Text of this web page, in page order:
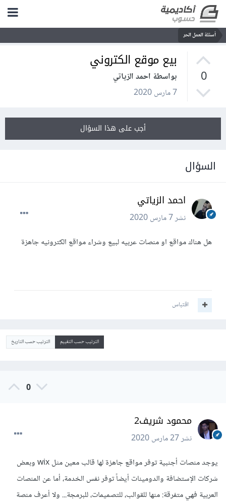
أسئلة العمل الحر
0
بيع موقع الكتروني
بواسطة احمد الزياتي
7 مارس 2020
أجب على هذا السؤال
السؤال
احمد الزياتي
نشر7 مارس 2020
هل هناك مواقع او منصات عربيه لبيع وشراء مواقع الكترونيه جاهزة
اقتباس
الترتيب حسب التقييم الترتيب حسب التاريخ
0
محمود شريف2
نشر27 مارس 2020
يوجد منصات أجنبية توفر مواقع جاهزة لها قالب معين مثل wix وبعض
شركات الإستضافة والدومينات أيضاً توفر نفس الخدمة، أما عن المنصات
العربية فهي متفرقة: منها للقوالب، للتصميمات، للبرمجة... ولا أعرف منصة